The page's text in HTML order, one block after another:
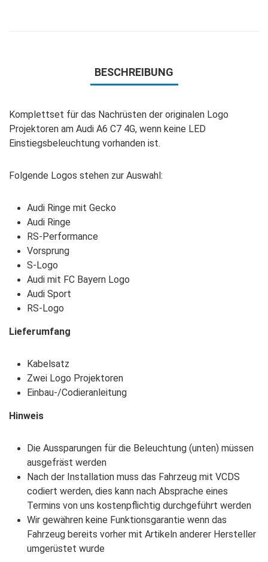
BESCHREIBUNG
Komplettset für das Nachrüsten der originalen Logo
Projektoren am Audi A6 C7 4G, wenn keine LED
Einstiegsbeleuchtung vorhanden ist.
Folgende Logos stehen zur Auswahl:
Audi Ringe mit Gecko
Audi Ringe
RS-Performance
Vorsprung
S-Logo
Audi mit FC Bayern Logo
Audi Sport
RS-Logo
Lieferumfang
Kabelsatz
Zwei Logo Projektoren
Einbau-/Codieranleitung
Hinweis
Die Aussparungen für die Beleuchtung (unten) müssen
ausgefräst werden
Nach der Installation muss das Fahrzeug mit VCDS
codiert werden, dies kann nach Absprache eines
Termins von uns kostenpflichtig durchgeführt werden
Wir gewähren keine Funktionsgarantie wenn das
Fahrzeug bereits vorher mit Artikeln anderer Hersteller
umgerüstet wurde